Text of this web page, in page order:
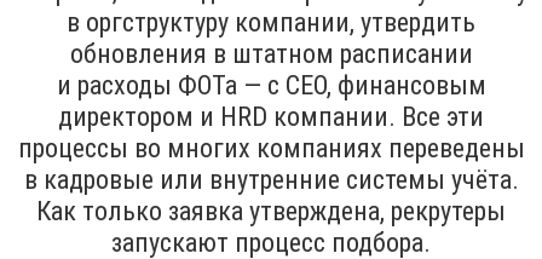
в оргструктуру компании, утвердить
обновления в штатном расписании
и расходы ФОТа — с CEO, финансовым
директором и HRD компании. Все эти
процессы во многих компаниях переведены
в кадровые или внутренние системы учёта.
Как только заявка утверждена, рекрутеры
запускают процесс подбора.